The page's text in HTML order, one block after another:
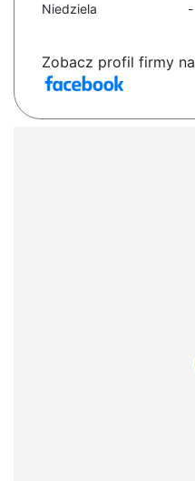
Niedziela
-
Zobacz profil firmy na